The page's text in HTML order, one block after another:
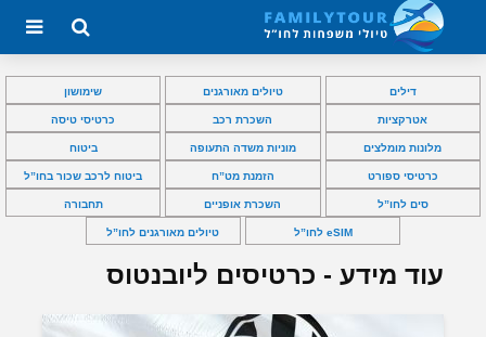
דילים טיולים מאורגנים שימושון
אטרקציות השכרת רכב כרטיסי טיסה
מלונות מומלצים מוניות משדה התעופה ביטוח
כרטיסי ספורט הזמנת מט”ח ביטוח לרכב שכור בחו”ל
סים לחו”ל השכרת אופניים תחבורה
eSIM לחו”ל טיולים מאורגנים לחו”ל
עוד מידע - כרטיסים ליובנטוס